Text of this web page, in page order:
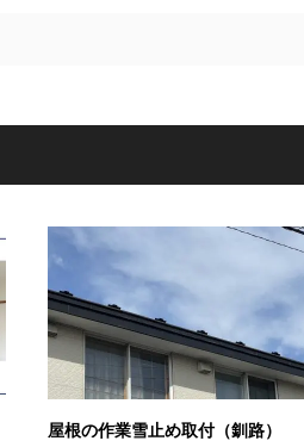
屋根の作業雪止め取付（釧路）